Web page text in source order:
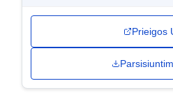
Prieigos